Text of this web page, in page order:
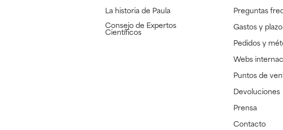
La historia de Paula
Consejo de Expertos
Científicos
Preguntas
Gastos y
Pedidos y
Webs
Puntos de
Devoluciones
Prensa
Contacto